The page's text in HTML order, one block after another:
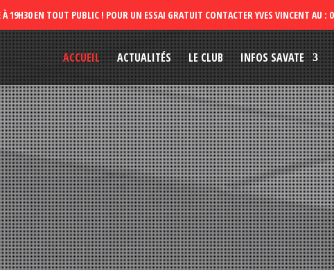
ACCUEIL ACTUALITÉS LE CLUB INFOS SAVATE